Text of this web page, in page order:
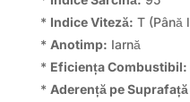
* Indice Viteză: T (Până
* Anotimp: Iarnă
* Eficiența Combustibil:
* Aderență pe Suprafață